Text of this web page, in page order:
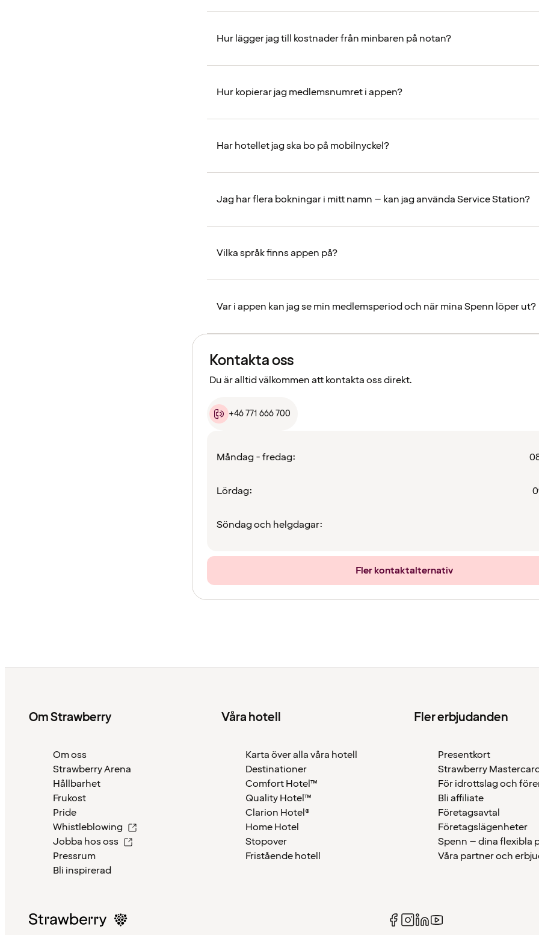
Hur lägger jag till kostnader från minbaren på notan?
Hur kopierar jag medlemsnumret i appen?
Har hotellet jag ska bo på mobilnyckel?
Jag har flera bokningar i mitt namn – kan jag använda Service Station?
Vilka språk finns appen på?
Var i appen kan jag se min medlemsperiod och när mina Spenn löper ut?
Kontakta oss
Du är alltid välkommen att kontakta oss direkt.
+46 771 666 700
Måndag - fredag:
Lördag:
Söndag och helgdagar:
Fler kontaktalternativ
Om Strawberry
Om oss
Strawberry Arena
Hållbarhet
Frukost
Pride
Whistleblowing
Jobba hos oss
Pressrum
Bli inspirerad
Våra hotell
Karta över alla våra hotell
Destinationer
Comfort Hotel™
Quality Hotel™
Clarion Hotel®
Home Hotel
Stopover
Fristående hotell
Fler erbjudanden
Presentkort
Strawberry
För idrottslag och
Bli affiliate
Företagsavtal
Företagslägenheter
Spenn – dina flexibla
Våra partner och